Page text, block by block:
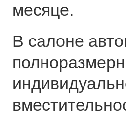
месяце.
В салоне